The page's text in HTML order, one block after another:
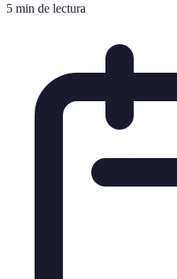
5 min de lectura